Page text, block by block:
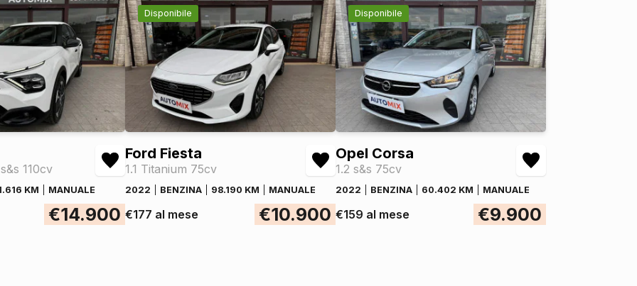
110cv
KM MANUALE
€14.900
Disponibile
Ford Fiesta
1.1 Titanium 75cv
2022 BENZINA 98.190 KM MANUALE
€177 al mese €10.900
Disponibile
Opel Corsa
1.2 s&s 75cv
2022 BENZINA 60.402 KM MANUALE
€159 al mese €9.900